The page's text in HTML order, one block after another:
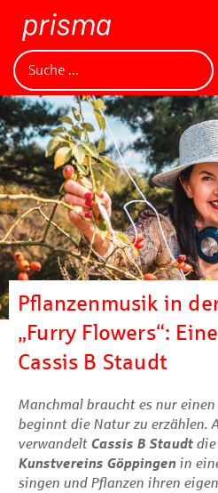
Pflanzenmusik in
„Furry Flowers“:
Cassis B Staudt
Manchmal braucht es nur
beginnt die Natur zu erzählen.
verwandelt Cassis B Staudtdie
Kunstvereins Göppingen in
singen und Pflanzen ihren